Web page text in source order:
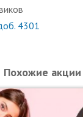
4301
Похожие акции